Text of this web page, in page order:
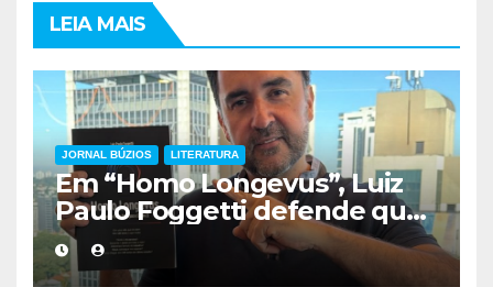
LEIA MAIS
JORNAL BÚZIOS LITERATURA
Em “Homo Longevus”, Luiz
Paulo Foggetti defende que
viver mais exigirá uma nova
forma de encarar a vida